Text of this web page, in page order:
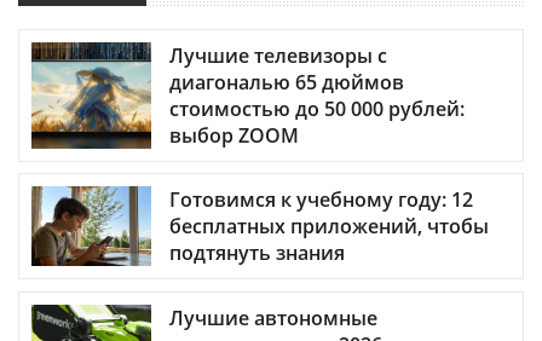
Лучшие телевизоры с
диагональю 65 дюймов
стоимостью до 50 000 рублей:
выбор ZOOM
Готовимся к учебному году: 12
бесплатных приложений, чтобы
подтянуть знания
Лучшие автономные